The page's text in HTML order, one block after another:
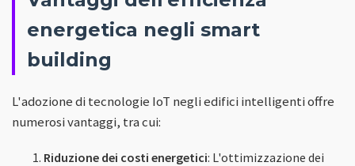
energetica negli smart
building
L'adozione di tecnologie IoT negli edifici intelligenti offre
numerosi vantaggi, tra cui:
Riduzione dei costi energetici: L'ottimizzazione dei